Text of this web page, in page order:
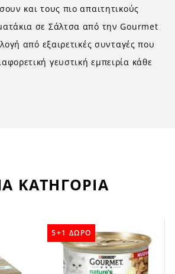
και τους πιο απαιτητικούς
σε Σάλτσα από την Gourmet
από εξαιρετικές συνταγές που
γευστική εμπειρία κάθε
ΚΑΤΗΓΟΡΙΑ
5+1 ΔΩΡΟ